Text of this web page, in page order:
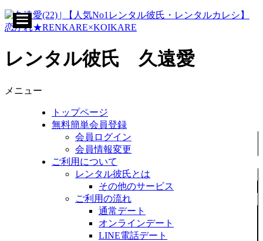
レンタル彼氏 久遠愛
メニュー
トップページ
無料簡単会員登録
会員ログイン
会員情報変更
ご利用について
レンタル彼氏とは
その他のサービス
ご利用の流れ
通常デート
オンラインデート
LINE電話デート